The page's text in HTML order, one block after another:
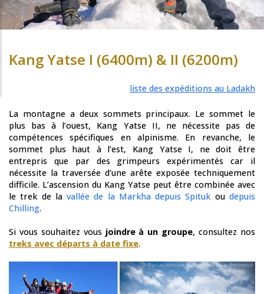
Kang Yatse I (6400m) & II (6200m)
liste des expéditions au Ladakh
La montagne a deux sommets principaux. Le sommet le
plus bas à l’ouest, Kang Yatse II, ne nécessite pas de
compétences spécifiques en alpinisme. En revanche, le
sommet plus haut à l’est, Kang Yatse I, ne doit être
entrepris que par des grimpeurs expérimentés car il
nécessite la traversée d’une arête exposée techniquement
difficile. L’ascension du Kang Yatse peut être combinée avec
le trek de lavallée de la Markha depuis Spituk oudepuis
Chilling.
Si vous souhaitez vous joindre à un groupe, consultez nos
treks avec départs à date fixe.